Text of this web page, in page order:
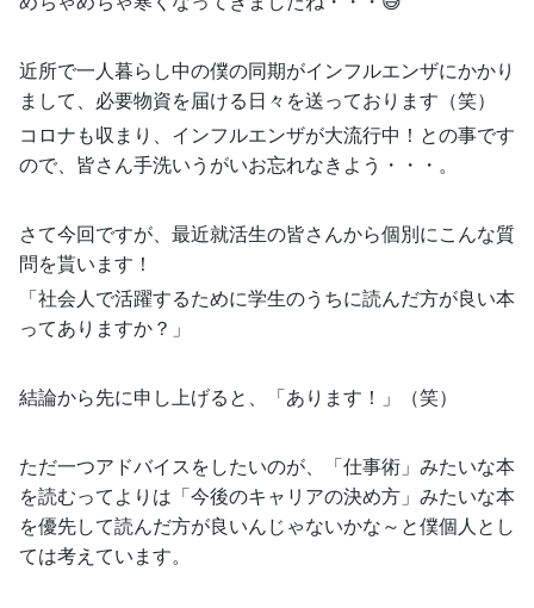
近所で一人暮らし中の僕の同期がインフルエンザにかかり
まして、必要物資を届ける日々を送っております（笑）
コロナも収まり、インフルエンザが大流行中！との事です
ので、皆さん手洗いうがいお忘れなきよう・・・。
さて今回ですが、最近就活生の皆さんから個別にこんな質
問を貰います！
「社会人で活躍するために学生のうちに読んだ方が良い本
ってありますか？」
結論から先に申し上げると、「あります！」（笑）
ただ一つアドバイスをしたいのが、「仕事術」みたいな本
を読むってよりは「今後のキャリアの決め方」みたいな本
を優先して読んだ方が良いんじゃないかな～と僕個人とし
ては考えています。